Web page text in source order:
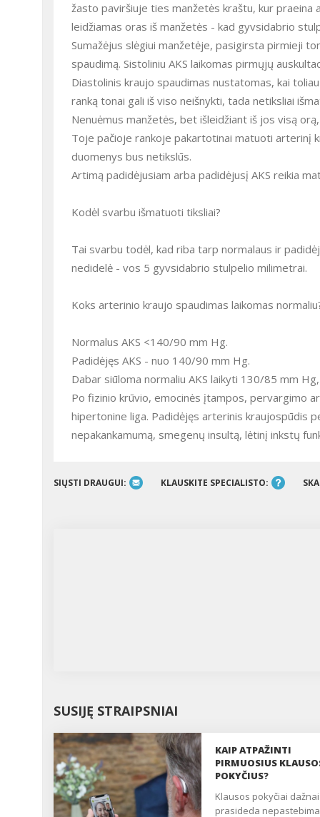
žasto paviršiuje ties manžetės kraštu, kur praeina
leidžiamas oras iš manžetės - kad gyvsidabrio
Sumažėjus slėgiui manžetėje, pasigirsta pirmieji
spaudimą. Sistoliniu AKS laikomas pirmųjų
Diastolinis kraujo spaudimas nustatomas, kai
ranką tonai gali iš viso neišnykti, tada netiksliai
Nenuėmus manžetės, bet išleidžiant iš jos visą
Toje pačioje rankoje pakartotinai matuoti arterinį
duomenys bus netikslūs.
Artimą padidėjusiam arba padidėjusį AKS reikia
Kodėl svarbu išmatuoti tiksliai?
Tai svarbu todėl, kad riba tarp normalaus ir
nedidelė - vos 5 gyvsidabrio stulpelio milimetrai.
Koks arterinio kraujo spaudimas laikomas
Normalus AKS <140/90 mm Hg.
Padidėjęs AKS - nuo 140/90 mm Hg.
Dabar siūloma normaliu AKS laikyti 130/85 mm
Po fizinio krūvio, emocinės įtampos, pervargimo
hipertonine liga. Padidėjęs arterinis kraujospūdis
nepakankamumą, smegenų insultą, lėtinį inkstų
SIŲSTI DRAUGUI: KLAUSKITE SPECIALISTO:
SUSIJĘ STRAIPSNIAI
KAIP ATPAŽINTI
PIRMUOSIUS
POKYČIUS?
klausos pokyčiai dažnai
prasideda